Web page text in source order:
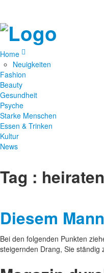
Home
Neuigkeiten
Fashion
Beauty
Gesundheit
Psyche
Starke Menschen
Essen & Trinken
Kultur
News
Tag : heiraten
Diesem
Bei den folgenden Punkten
steigernden Drang, Sie